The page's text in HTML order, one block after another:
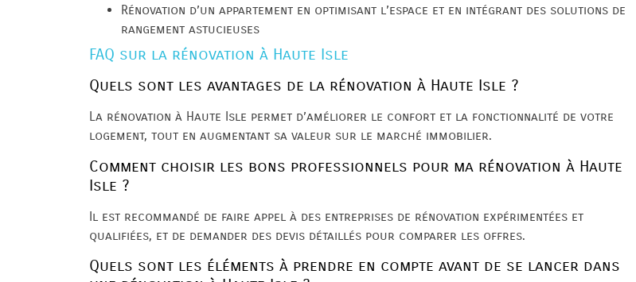
Rénovation d’un appartement en optimisant l’espace et en intégrant des solutions de
rangement astucieuses
FAQ sur la rénovation à Haute Isle
Quels sont les avantages de la rénovation à Haute Isle ?
La rénovation à Haute Isle permet d’améliorer le confort et la fonctionnalité de votre
logement, tout en augmentant sa valeur sur le marché immobilier.
Comment choisir les bons professionnels pour ma rénovation à Haute
Isle ?
Il est recommandé de faire appel à des entreprises de rénovation expérimentées et
qualifiées, et de demander des devis détaillés pour comparer les offres.
Quels sont les éléments à prendre en compte avant de se lancer dans